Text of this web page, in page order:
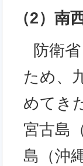
（2）南
防衛
ため、
めてき
宮古島
島（沖